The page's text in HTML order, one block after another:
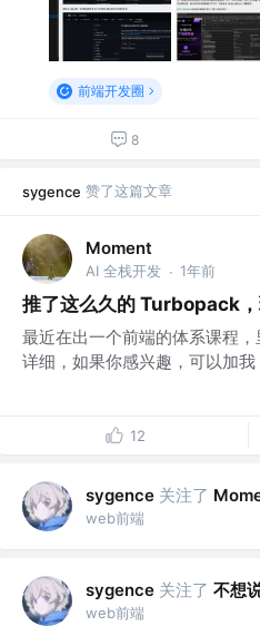
前端开发圈
8
sygence 赞了这篇文章
Moment
AI 全栈开发 · 1年前
推了这么久的 Turbopack
最近在出一个前端的体系课程
详细，如果你感兴趣，可以加我
12
sygence 关注了
web前端
sygence 关注了 不想
web前端